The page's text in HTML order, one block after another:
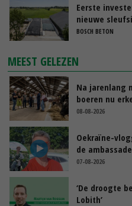
Eerste
nieuwe
BOSCH BETON
MEEST GELEZEN
Na jarenlang
boeren nu
08-08-2026
Oekraïne-
de
07-08-2026
‘De droogte
Lobith’